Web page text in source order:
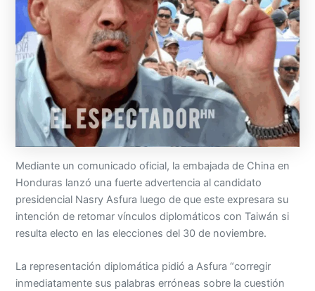
Mediante un comunicado oficial, la embajada de China en
Honduras lanzó una fuerte advertencia al candidato
presidencial Nasry Asfura luego de que este expresara su
intención de retomar vínculos diplomáticos con Taiwán si
resulta electo en las elecciones del 30 de noviembre.
La representación diplomática pidió a Asfura “corregir
inmediatamente sus palabras erróneas sobre la cuestión